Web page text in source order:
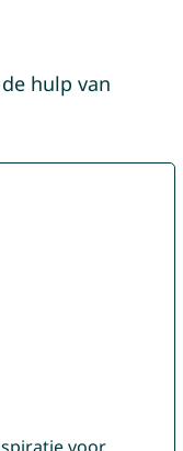
hulp van